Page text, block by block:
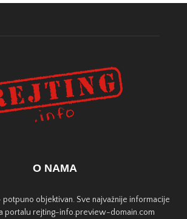
O NAMA
potpuno objektivan. Sve najvažnije informacije
portalu rejting-info.preview-domain.com